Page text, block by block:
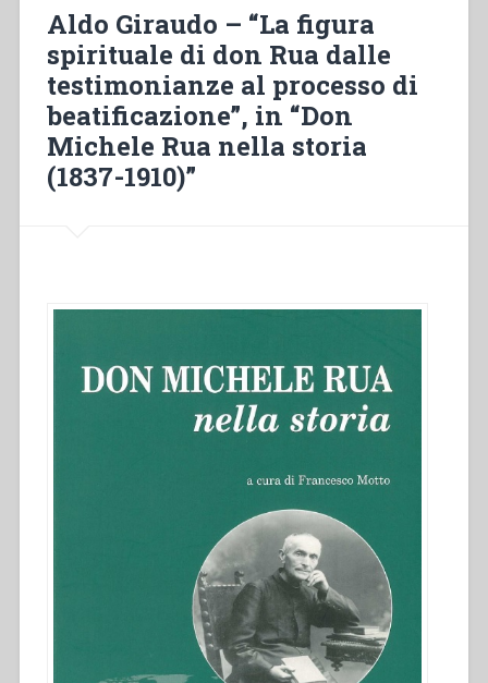
–
La
vita
spirituale
come
impegno”
Aldo Giraudo – “La figura
spirituale di don Rua dalle
testimonianze al processo di
beatificazione”, in “Don
Michele Rua nella storia
(1837-1910)”